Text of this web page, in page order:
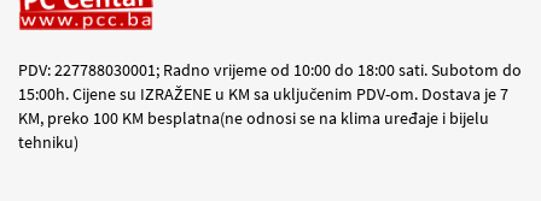
PDV: 227788030001; Radno vrijeme od 10:00 do 18:00 sati. Subotom do
15:00h. Cijene su IZRAŽENE u KM sa uključenim PDV-om. Dostava je 7
KM, preko 100 KM besplatna(ne odnosi se na klima uređaje i bijelu
tehniku)